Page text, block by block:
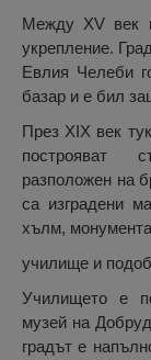
Между XV век
укрепление.
Евлия Челеби
базар и е бил
През XIX век
построяват
разположен на
са изградени
хълм,
училище и
Училището е
музей на
градът е